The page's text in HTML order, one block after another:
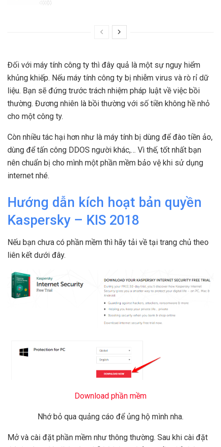
Đối với máy tính công ty thì đây quả là một sự nguy hiểm
khủng khiếp. Nếu máy tính công ty bị nhiễm virus và rò rỉ dữ
liệu. Bạn sẽ đứng trước trách nhiệm pháp luật về việc bồi
thường. Đương nhiên là bồi thường với số tiền không hề nhỏ
cho một công ty.
Còn nhiều tác hại hơn như là máy tính bị dùng để đào tiền ảo,
dùng để tấn công DDOS người khác,… Vì thế, tốt nhất bạn
nên chuẩn bị cho mình một phần mềm bảo vệ khi sử dụng
internet nhé.
Hướng dẫn kích hoạt bản quyền
Kaspersky – KIS 2018
Nếu bạn chưa có phần mềm thì hãy tải về tại trang chủ theo
liên kết dưới đây.
Download phần mềm
Nhớ bỏ qua quảng cáo để ủng hộ mình nha.
Mở và cài đặt phần mềm như thông thường. Sau khi cài đặt